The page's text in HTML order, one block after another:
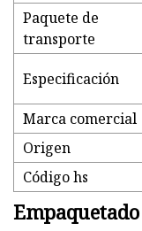
Paquete de
transporte
Especificación
Marca comercial
Origen
Código hs